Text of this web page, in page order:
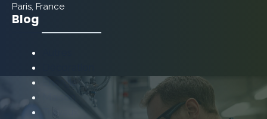
Paris, France
Blog
Énergie
Maison